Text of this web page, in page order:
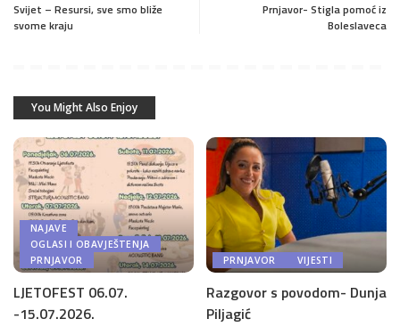
Svijet – Resursi, sve smo bliže
svome kraju
Prnjavor- Stigla pomoć iz
Boleslaveca
You Might Also Enjoy
NAJAVE
OGLASI I OBAVJEŠTENJA
PRNJAVOR
LJETOFEST 06.07.
-15.07.2026.
PRNJAVOR VIJESTI
Razgovor s povodom- Dunja
Piljagić